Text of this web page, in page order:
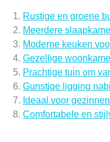
Rustige en groene
Meerdere
Moderne keuken
Gezellige
Prachtige tuin om
Gunstige ligging
Ideaal voor
Comfortabele en